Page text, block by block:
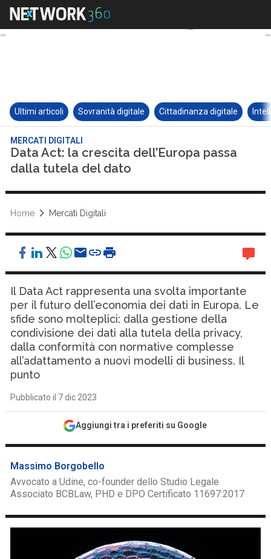
Ultimi articoli Sovranità digitale Cittadinanza digitale
MERCATI DIGITALI
Data Act: la crescita dell’Europa passa
dalla tutela del dato
Home Mercati Digitali
Il Data Act rappresenta una svolta importante
per il futuro dell’economia dei dati in Europa. Le
sfide sono molteplici: dalla gestione della
condivisione dei dati alla tutela della privacy,
dalla conformità con normative complesse
all’adattamento a nuovi modelli di business. Il
punto
Pubblicato il 7 dic 2023
Aggiungi tra i preferiti su Google
Massimo Borgobello
Avvocato a Udine, co-founder dello Studio Legale
Associato BCBLaw, PHD e DPO Certificato 11697:2017